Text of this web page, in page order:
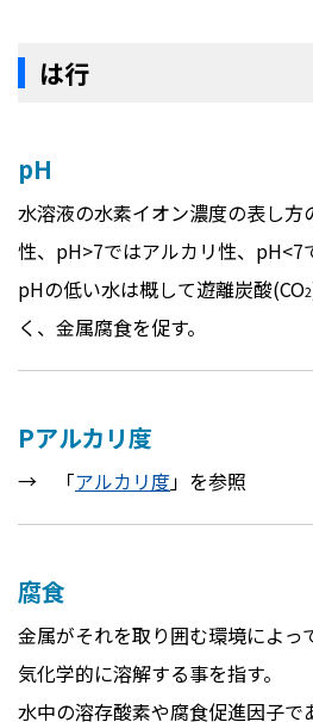
は行
pH
水溶液の水素イオン濃度の表し方
性、pH>7ではアルカリ性、pH<7
pHの低い水は概して遊離炭酸(CO2
く、金属腐食を促す。
Pアルカリ度
→ 「アルカリ度」を参照
腐食
金属がそれを取り囲む環境によっ
気化学的に溶解する事を指す。
水中の溶存酸素や腐食促進因子で